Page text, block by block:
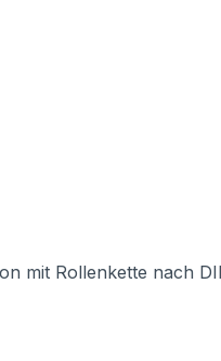
mit Rollenkette nach